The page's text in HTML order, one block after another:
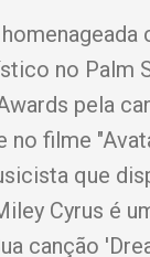
no Palm
pela
no filme
que
Cyrus é
canção